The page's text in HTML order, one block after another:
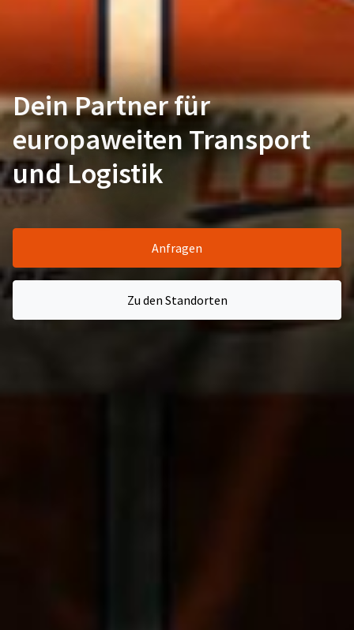
Dein Partner für
europaweiten Transport
und Logistik
Anfragen
Zu den Standorten